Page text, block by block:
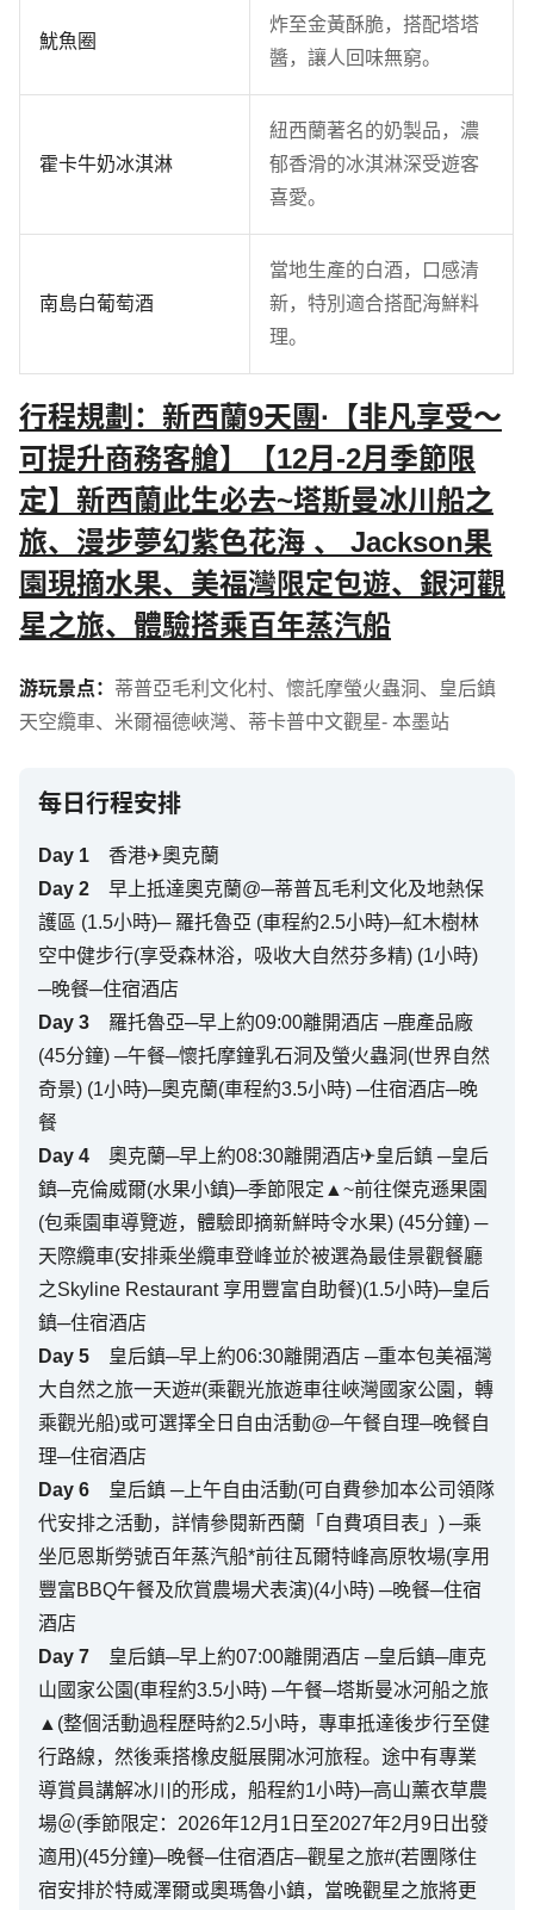
魷魚圈
炸至金黃酥脆，搭配塔塔
醬，讓人回味無窮。
霍卡牛奶冰淇淋
紐西蘭著名的奶製品，濃
郁香滑的冰淇淋深受遊客
喜愛。
南島白葡萄酒
當地生產的白酒，口感清
新，特別適合搭配海鮮料
理。
行程規劃：新西蘭9天團·【非凡享受～
可提升商務客艙】【12月-2月季節限
定】新西蘭此生必去~塔斯曼冰川船之
旅、漫步夢幻紫色花海 、 Jackson果
園現摘水果、美福灣限定包遊、銀河觀
星之旅、體驗搭乘百年蒸汽船
游玩景点： 蒂普亞毛利文化村、 懷託摩螢火蟲洞 、
皇后鎮
天空纜車、 米爾福德峽灣、 蒂卡普中文觀星- 本墨站
每日行程安排
Day 1
香港✈奧克蘭
Day 2
早上抵達奧克蘭@─蒂普瓦毛利文化及地熱保
護區 (1.5小時)─ 羅托魯亞 (車程約2.5小時)─紅木樹林
空中健步行(享受森林浴，吸收大自然芬多精) (1小時)
─晚餐─住宿酒店
Day 3
羅托魯亞─早上約09:00離開酒店 ─鹿產品廠
(45分鐘) ─午餐─懷托摩鐘乳石洞及螢火蟲洞(世界自然
奇景) (1小時)─奧克蘭(車程約3.5小時) ─住宿酒店─晚
餐
Day 4
奧克蘭─早上約08:30離開酒店✈皇后鎮 ─皇后
鎮─克倫威爾(水果小鎮)─季節限定▲~前往傑克遜果園
(包乘園車導覽遊，體驗即摘新鮮時令水果) (45分鐘) ─
天際纜車(安排乘坐纜車登峰並於被選為最佳景觀餐廳
之Skyline Restaurant 享用豐富自助餐)(1.5小時)─皇后
鎮─住宿酒店
Day 5
皇后鎮─早上約06:30離開酒店 ─重本包美福灣
大自然之旅一天遊#(乘觀光旅遊車往峽灣國家公園，轉
乘觀光船)或可選擇全日自由活動@─午餐自理─晚餐自
理─住宿酒店
Day 6
皇后鎮 ─上午自由活動(可自費參加本公司領隊
代安排之活動，詳情參閱新西蘭「自費項目表」) ─乘
坐厄恩斯勞號百年蒸汽船*前往瓦爾特峰高原牧場(享用
豐富BBQ午餐及欣賞農場犬表演)(4小時) ─晚餐─住宿
酒店
Day 7
皇后鎮─早上約07:00離開酒店 ─皇后鎮─庫克
山國家公園(車程約3.5小時) ─午餐─塔斯曼冰河船之旅
▲(整個活動過程歷時約2.5小時，專車抵達後步行至健
行路線，然後乘搭橡皮艇展開冰河旅程。途中有專業
導賞員講解冰川的形成，船程約1小時)─高山薰衣草農
場＠(季節限定：2026年12月1日至2027年2月9日出發
適用)(45分鐘)─晚餐─住宿酒店─觀星之旅#(若團隊住
宿安排於特威澤爾或奧瑪魯小鎮，當晚觀星之旅將更